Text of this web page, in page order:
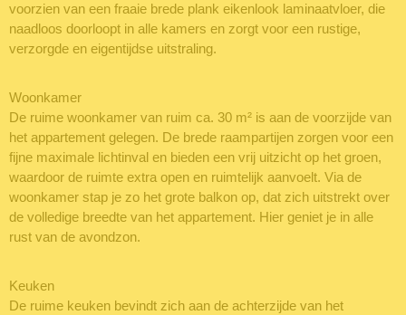
voorzien van een fraaie brede plank eikenlook laminaatvloer, die
naadloos doorloopt in alle kamers en zorgt voor een rustige,
verzorgde en eigentijdse uitstraling.
Woonkamer
De ruime woonkamer van ruim ca. 30 m² is aan de voorzijde van
het appartement gelegen. De brede raampartijen zorgen voor een
fijne maximale lichtinval en bieden een vrij uitzicht op het groen,
waardoor de ruimte extra open en ruimtelijk aanvoelt. Via de
woonkamer stap je zo het grote balkon op, dat zich uitstrekt over
de volledige breedte van het appartement. Hier geniet je in alle
rust van de avondzon.
Keuken
De ruime keuken bevindt zich aan de achterzijde van het